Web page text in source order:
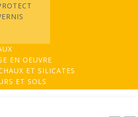
EN OEUVRE
ET SILICATES
ET SOLS